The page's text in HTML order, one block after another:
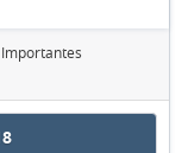
Importantes